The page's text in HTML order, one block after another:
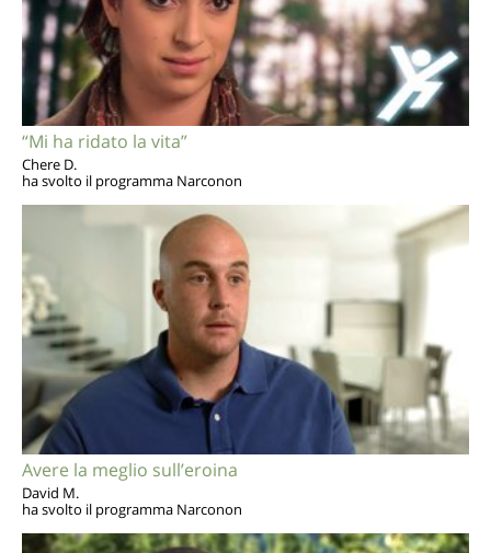
“Mi ha ridato la vita”
Chere D.
ha svolto il programma Narconon
Avere la meglio sull’eroina
David M.
ha svolto il programma Narconon